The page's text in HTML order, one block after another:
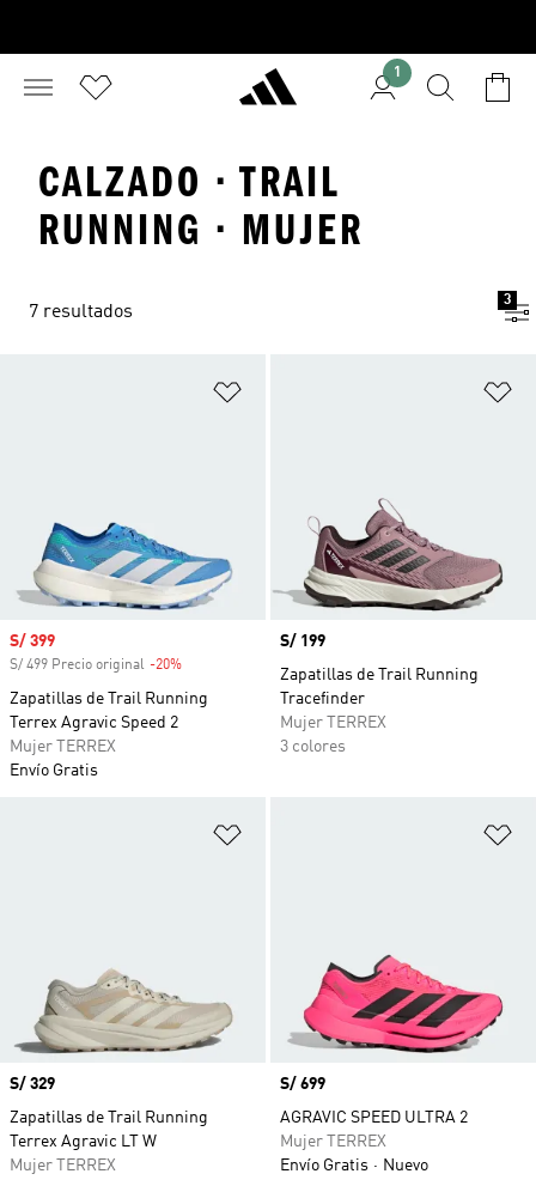
1
CALZADO · TRAIL
RUNNING · MUJER
7 resultados
3
Precio de venta
S/ 399
S/ 499 Precio original -20%
Zapatillas de Trail Running
Terrex Agravic Speed 2
Mujer TERREX
Envío Gratis
Precio
S/ 199
Zapatillas de Trail Running
Tracefinder
Mujer TERREX
3 colores
Precio
S/ 329
Zapatillas de Trail Running
Terrex Agravic LT W
Mujer TERREX
Precio
S/ 699
AGRAVIC SPEED ULTRA 2
Mujer TERREX
Envío Gratis
Nuevo